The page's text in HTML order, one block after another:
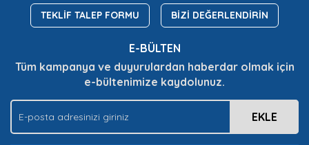
TEKLİF TALEP FORMU BİZİ DEĞERLENDİRİN
E-BÜLTEN
Tüm kampanya ve duyurulardan haberdar olmak için
e-bültenimize kaydolunuz.
EKLE